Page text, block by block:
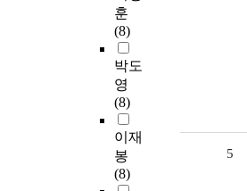
훈
(8)
박도
영
(8)
이재
봉
(8)
5